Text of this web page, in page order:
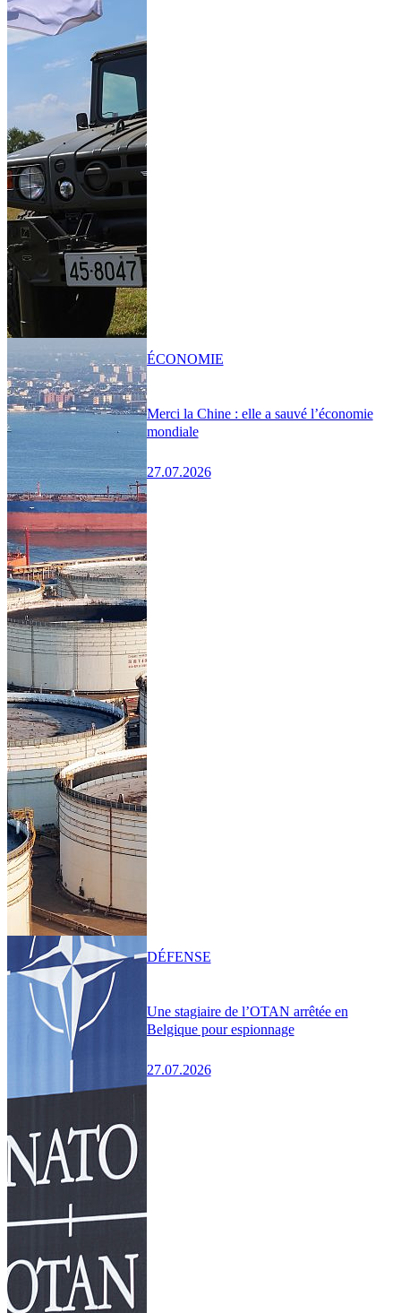
Merci la Chine : elle a sauvé l’économie
mondiale
27.07.2026
ÉCONOMIE
Une stagiaire de l’OTAN arrêtée en
Belgique pour espionnage
27.07.2026
DÉFENSE